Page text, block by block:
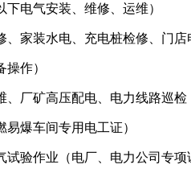
电气安装、维修、运维）
家装水电、充电桩检修、门店
作）
、厂矿高压配电、电力线路巡检
爆车间专用电工证）
验作业（电厂、电力公司专项